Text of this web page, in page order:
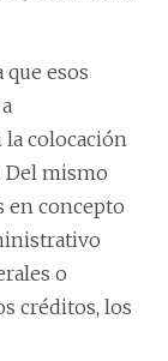
esos
la colocación
Del mismo
en concepto
o
créditos, los